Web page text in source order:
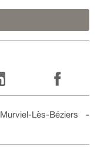
Murviel-Lès-Béziers
-